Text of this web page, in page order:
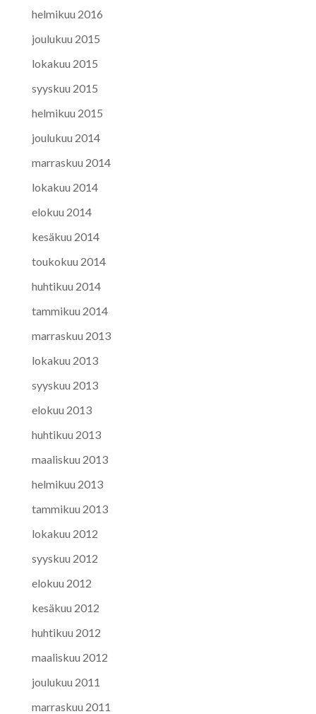
helmikuu 2016
joulukuu 2015
lokakuu 2015
syyskuu 2015
helmikuu 2015
joulukuu 2014
marraskuu 2014
lokakuu 2014
elokuu 2014
kesäkuu 2014
toukokuu 2014
huhtikuu 2014
tammikuu 2014
marraskuu 2013
lokakuu 2013
syyskuu 2013
elokuu 2013
huhtikuu 2013
maaliskuu 2013
helmikuu 2013
tammikuu 2013
lokakuu 2012
syyskuu 2012
elokuu 2012
kesäkuu 2012
huhtikuu 2012
maaliskuu 2012
joulukuu 2011
marraskuu 2011